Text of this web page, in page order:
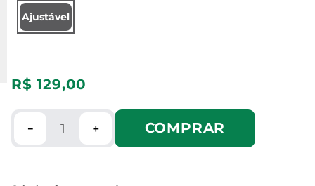
Ajustável
R$ 129,00
＋
－ COMPRAR